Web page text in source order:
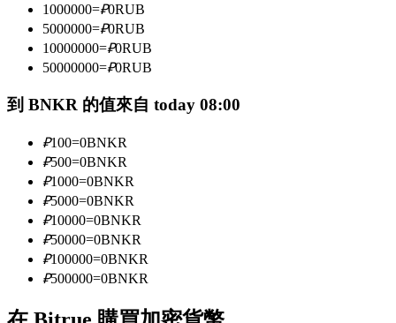
成為跟單交易員
坐享盈利分成和跟單分傭
合約資訊
1000000=₽0RUB
5000000=₽0RUB
10000000=₽0RUB
50000000=₽0RUB
到 BNKR 的值來自 today 08:00
₽100=0BNKR
₽500=0BNKR
₽1000=0BNKR
₽5000=0BNKR
₽10000=0BNKR
₽50000=0BNKR
₽100000=0BNKR
₽500000=0BNKR